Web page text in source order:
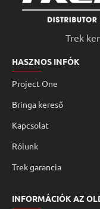
Trek
HASZNOS INFÓK
Project One
Bringa kereső
Kapcsolat
Rólunk
Trek garancia
INFORMÁCIÓK AZ